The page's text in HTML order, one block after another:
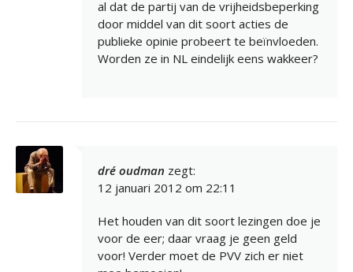
al dat de partij van de vrijheidsbeperking
door middel van dit soort acties de
publieke opinie probeert te beïnvloeden.
Worden ze in NL eindelijk eens wakkeer?
dré oudman zegt:
12 januari 2012 om 22:11
Het houden van dit soort lezingen doe je
voor de eer; daar vraag je geen geld
voor! Verder moet de PVV zich er niet